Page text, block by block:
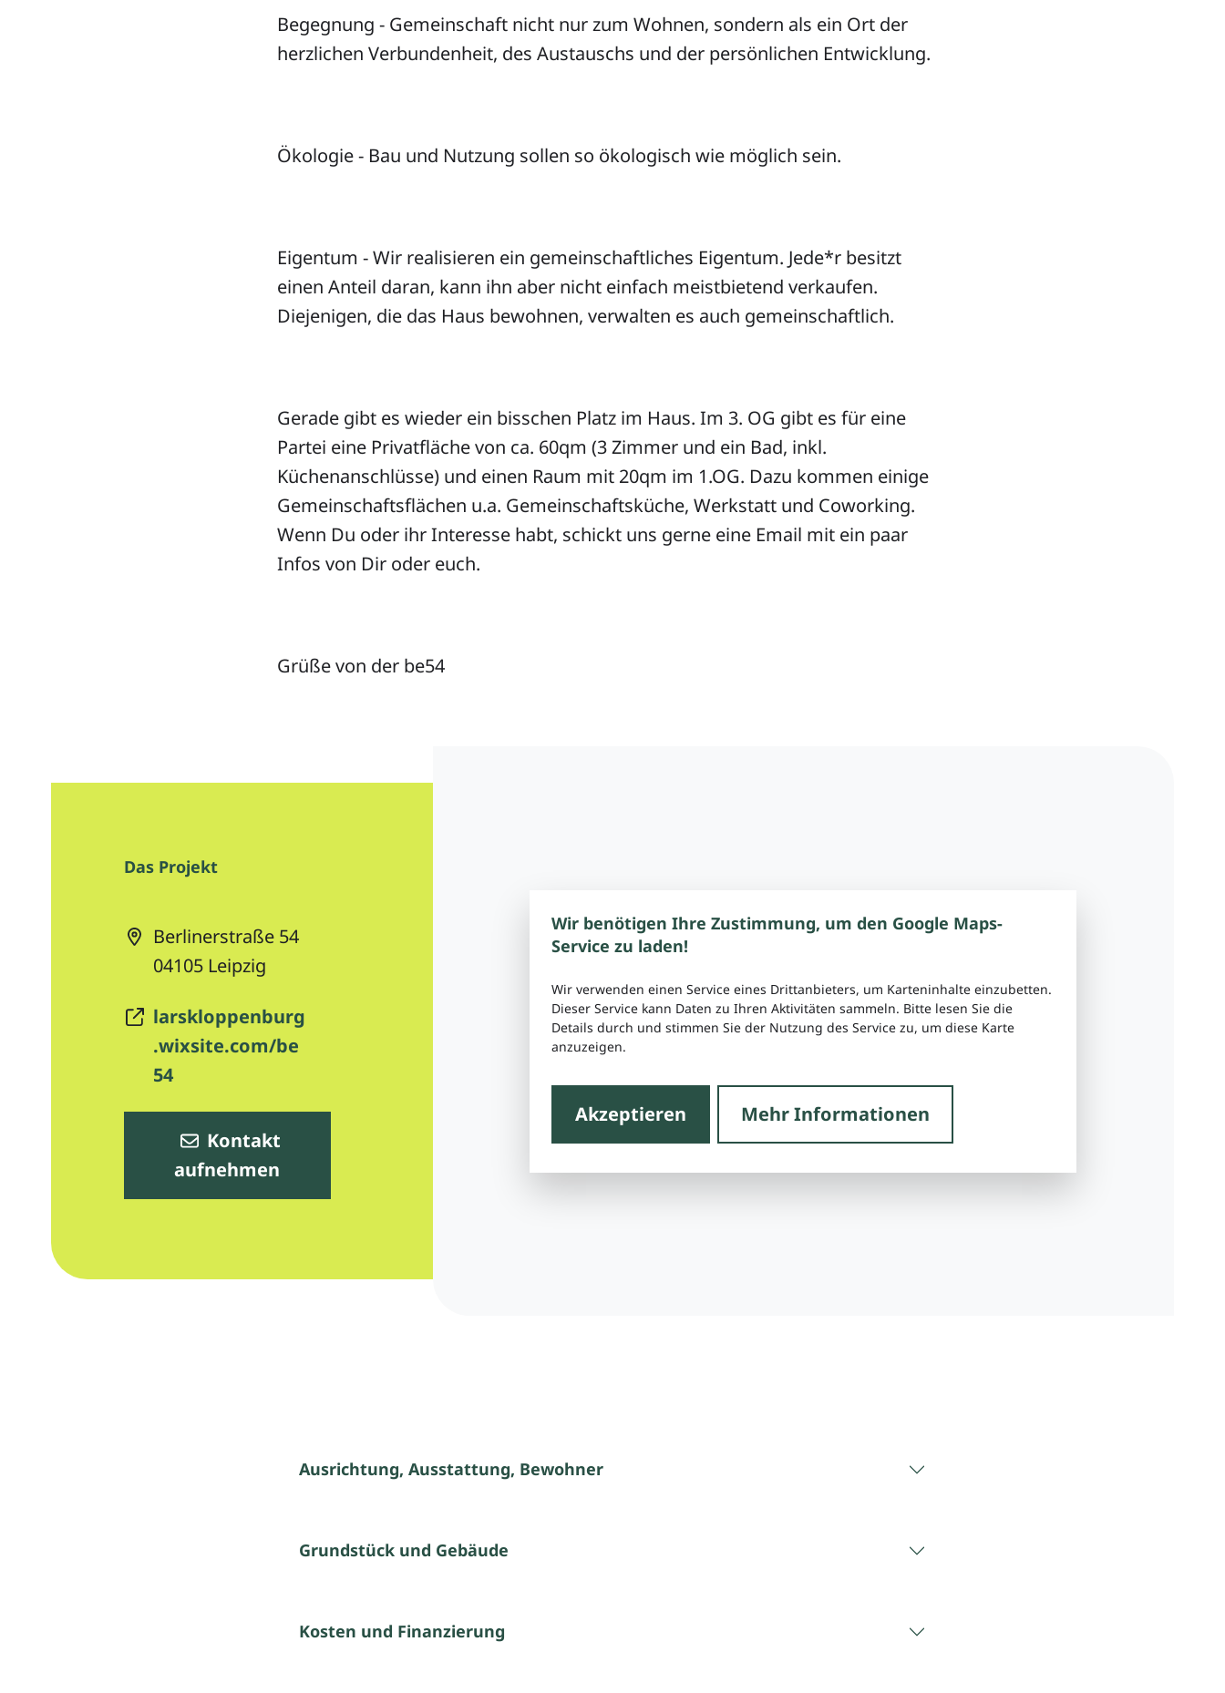
Begegnung - Gemeinschaft nicht nur zum Wohnen, sondern als ein Ort der
herzlichen Verbundenheit, des Austauschs und der persönlichen Entwicklung.
Ökologie - Bau und Nutzung sollen so ökologisch wie möglich sein.
Eigentum - Wir realisieren ein gemeinschaftliches Eigentum. Jede*r besitzt
einen Anteil daran, kann ihn aber nicht einfach meistbietend verkaufen.
Diejenigen, die das Haus bewohnen, verwalten es auch gemeinschaftlich.
Gerade gibt es wieder ein bisschen Platz im Haus. Im 3. OG gibt es für eine
Partei eine Privatfläche von ca. 60qm (3 Zimmer und ein Bad, inkl.
Küchenanschlüsse) und einen Raum mit 20qm im 1.OG. Dazu kommen einige
Gemeinschaftsflächen u.a. Gemeinschaftsküche, Werkstatt und Coworking.
Wenn Du oder ihr Interesse habt, schickt uns gerne eine Email mit ein paar
Infos von Dir oder euch.
Grüße von der be54
Das Projekt
Berlinerstraße 54
04105 Leipzig
larskloppenburg
.wixsite.com/be
54
Kontakt
aufnehmen
Wir benötigen Ihre Zustimmung, um den Google Maps-
Service zu laden!
Wir verwenden einen Service eines Drittanbieters, um Karteninhalte einzubetten.
Dieser Service kann Daten zu Ihren Aktivitäten sammeln. Bitte lesen Sie die
Details durch und stimmen Sie der Nutzung des Service zu, um diese Karte
anzuzeigen.
Akzeptieren Mehr Informationen
Ausrichtung, Ausstattung, Bewohner
Grundstück und Gebäude
Kosten und Finanzierung